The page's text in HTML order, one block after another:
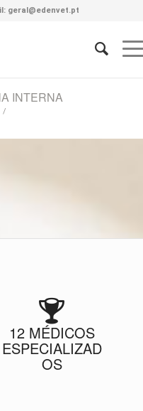
geral@edenvet.pt
INTERNA
/
12 MÉDICOS
ESPECIALIZAD
OS